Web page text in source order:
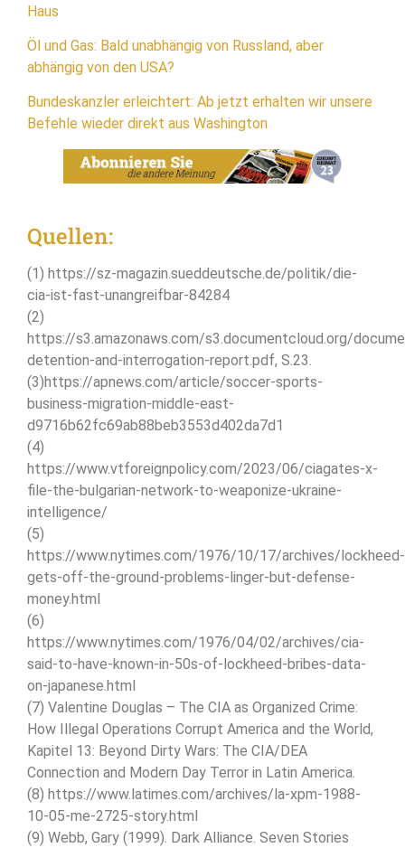
Haus
Öl und Gas: Bald unabhängig von Russland, aber
abhängig von den USA?
Bundeskanzler erleichtert: Ab jetzt erhalten wir unsere
Befehle wieder direkt aus Washington
Quellen:
(1) https://sz-magazin.sueddeutsche.de/politik/die-
cia-ist-fast-unangreifbar-84284
(2)
https://s3.amazonaws.com/s3.documentcloud.org/
detention-and-interrogation-report.pdf, S.23.
(3)https://apnews.com/article/soccer-sports-
business-migration-middle-east-
d9716b62fc69ab88beb3553d402da7d1
(4)
https://www.vtforeignpolicy.com/2023/06/ciagates-x-
file-the-bulgarian-network-to-weaponize-ukraine-
intelligence/
(5)
https://www.nytimes.com/1976/10/17/archives/lockheed-
gets-off-the-ground-problems-linger-but-defense-
money.html
(6)
https://www.nytimes.com/1976/04/02/archives/cia-
said-to-have-known-in-50s-of-lockheed-bribes-data-
on-japanese.html
(7) Valentine Douglas – The CIA as Organized Crime:
How Illegal Operations Corrupt America and the World,
Kapitel 13: Beyond Dirty Wars: The CIA/DEA
Connection and Modern Day Terror in Latin America.
(8) https://www.latimes.com/archives/la-xpm-1988-
10-05-me-2725-story.html
(9) Webb, Gary (1999). Dark Alliance. Seven Stories